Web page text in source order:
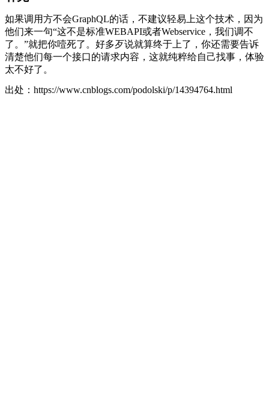
如果调用方不会GraphQL的话，不建议轻易上这个技术，因为
他们来一句“这不是标准WEBAPI或者Webservice，我们调不
了。”就把你噎死了。好多歹说就算终于上了，你还需要告诉
清楚他们每一个接口的请求内容，这就纯粹给自己找事，体验
太不好了。
出处：https://www.cnblogs.com/podolski/p/14394764.html